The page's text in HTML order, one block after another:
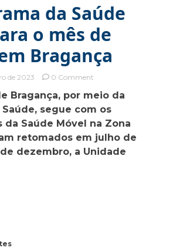
da Saúde
o mês de
Bragança
de 2023 0 Commenton
da
Saúde
Móvel
para
o
mês
Bragança, por meio da
segue com os
Saúde Móvel na Zona
retomados em julho de
dezembro, a Unidade